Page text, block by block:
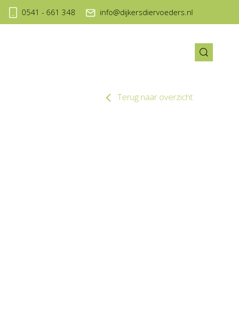
0541 - 661 348 info@dijkersdiervoeders.nl
Terug naar overzicht